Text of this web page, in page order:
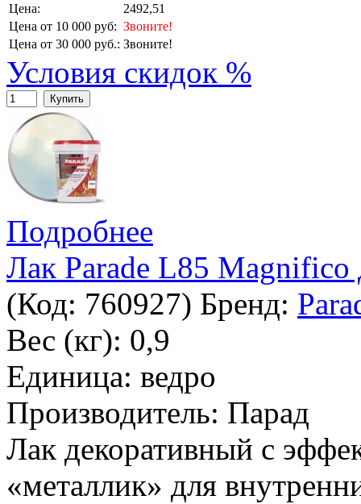
Цена:
2492,51
Цена от 10 000 руб: Звоните!
Цена от 30 000 руб.: Звоните!
Условия скидок %
Купить
Подробнее
Лак Parade L85 Magnifico
(Код: 760927) Бренд:
Вес (кг): 0,9
Единица: ведро
Производитель: Парад
Лак декоративный с
«металлик» для